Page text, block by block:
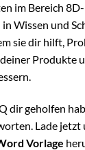
im Bereich
Wissen und
sie dir hilft,
Produkte
dir geholfen
Lade jetzt
Vorlage